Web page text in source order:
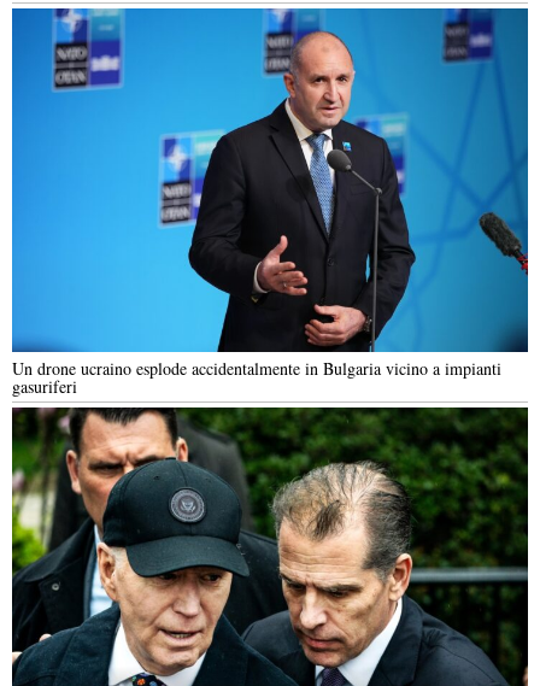
Un drone ucraino esplode accidentalmente in Bulgaria vicino a impianti
gasuriferi